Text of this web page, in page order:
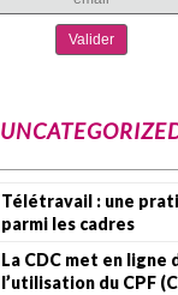
Télétravail : une
parmi les cadres
La CDC met en ligne
l’utilisation du CPF